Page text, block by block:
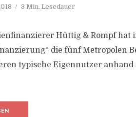
3 Min. Lesedauer
Hüttig & Rompf hat
die fünf Metropolen
typische Eigennutzer